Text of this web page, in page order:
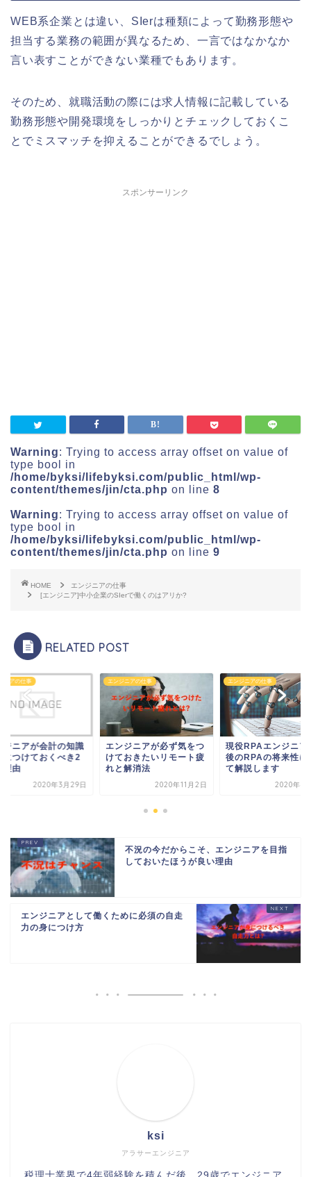
WEB系企業とは違い、SIerは種類によって勤務形態や
担当する業務の範囲が異なるため、一言ではなかなか
言い表すことができない業種でもあります。
そのため、就職活動の際には求人情報に記載している
勤務形態や開発環境をしっかりとチェックしておくこ
とでミスマッチを抑えることができるでしょう。
スポンサーリンク
Warning: Trying to access array offset on value of
type bool in
/home/byksi/lifebyksi.com/public_html/wp-
content/themes/jin/cta.php on line 8
Warning: Trying to access array offset on value of
type bool in
/home/byksi/lifebyksi.com/public_html/wp-
content/themes/jin/cta.php on line 9
HOME
エンジニアの仕事
[エンジニア]中小企業のSIerで働くのはアリか?
RELATED POST
ニアの仕事
ジニアが会計の知識
につけておくべき2
理由
2020年3月29日
エンジニアの仕事
エンジニアが必ず気をつ
けておきたいリモート疲
れと解消法
2020年11月2日
エンジニアの仕事
現役RPAエンジニア
後のRPAの将来性に
て解説します
2020年4
不況の今だからこそ、エンジニアを目指
しておいたほうが良い理由
エンジニアとして働くために必須の自走
力の身につけ方
アラサーエンジニア
ksi
税理士業界で4年弱経験を積んだ後、29歳でエンジニア